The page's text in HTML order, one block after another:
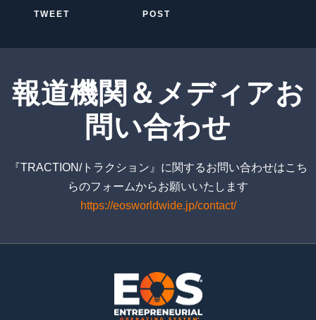
TWEET POST
報道機関＆メディアお
問い合わせ
『TRACTION/トラクション』に関するお問い合わせはこち
らのフォームからお願いいたします
https://eosworldwide.jp/contact/